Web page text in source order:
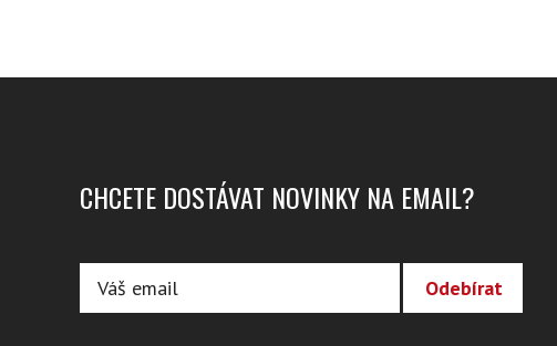
CHCETE DOSTÁVAT NOVINKY NA EMAIL?